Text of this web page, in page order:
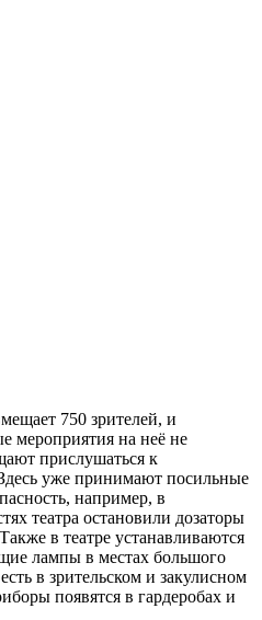
750 зрителей, и
мероприятия на неё не
прислушаться к
уже принимают посильные
например, в
театра остановили дозаторы
в театре устанавливаются
лампы в местах большого
в зрительском и закулисном
появятся в гардеробах и